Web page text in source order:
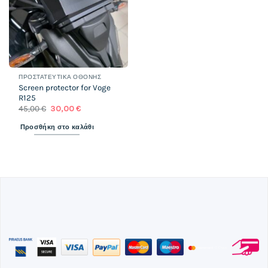
ΠΡΟΣΤΑΤΕΥΤΙΚΆ ΟΘΌΝΗΣ
Screen protector for Voge
R125
45,00€ Original
was:
45,00 €.
30,00€
τιμή
είναι:
Προσθήκη στο καλάθι